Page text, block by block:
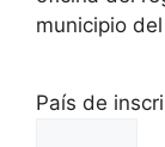
municipio
País de